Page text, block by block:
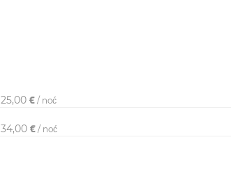
25,00 / noć
34,00 / noć